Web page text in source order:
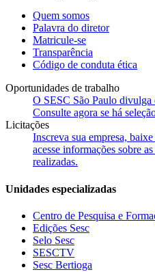
Quem somos
Palavra do diretor
Matricule-se
Transparência
Código de conduta ética
Oportunidades de trabalho
O SESC São Paulo divulga
Consulte agora se há
Licitações
Inscreva sua empresa,
acesse informações sobre
realizadas.
Unidades especializadas
Centro de Pesquisa e
Edições Sesc
Selo Sesc
SESCTV
Sesc Bertioga